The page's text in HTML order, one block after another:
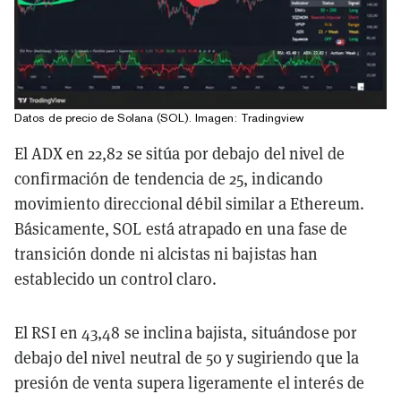
Datos de precio de Solana (SOL). Imagen: Tradingview
El ADX en 22,82 se sitúa por debajo del nivel de
confirmación de tendencia de 25, indicando
movimiento direccional débil similar a Ethereum.
Básicamente, SOL está atrapado en una fase de
transición donde ni alcistas ni bajistas han
establecido un control claro.
El RSI en 43,48 se inclina bajista, situándose por
debajo del nivel neutral de 50 y sugiriendo que la
presión de venta supera ligeramente el interés de